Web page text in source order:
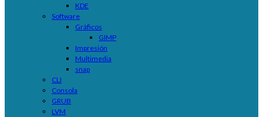
KDE
Software
Gráficos
GIMP
Impresión
Multimedia
snap
CLI
Consola
GRUB
LVM